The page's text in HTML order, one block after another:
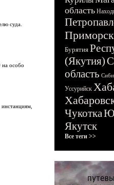
суда.
на особо
область
Бурятия
(Якутия)
область
Уссурийск
Чукотка
Якутск
Все теги >>